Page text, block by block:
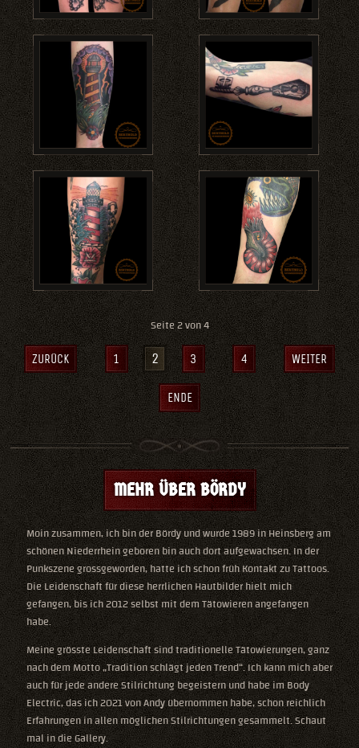
Seite 2 von 4
ZURÜCK 1 2 3 4 WEITER
ENDE
MEHR ÜBER BÖRDY
Moin zusammen, ich bin der Bördy und wurde 1989 in Heinsberg am
schönen Niederrhein geboren bin auch dort aufgewachsen. In der
Punkszene grossgeworden, hatte ich schon früh Kontakt zu Tattoos.
Die Leidenschaft für diese herrlichen Hautbilder hielt mich
gefangen, bis ich 2012 selbst mit dem Tätowieren angefangen
habe.
Meine grösste Leidenschaft sind traditionelle Tätowierungen, ganz
nach dem Motto „Tradition schlägt jeden Trend“. Ich kann mich aber
auch für jede andere Stilrichtung begeistern und habe im Body
Electric, das ich 2021 von Andy übernommen habe, schon reichlich
Erfahrungen in allen möglichen Stilrichtungen gesammelt. Schaut
mal in die Gallery.